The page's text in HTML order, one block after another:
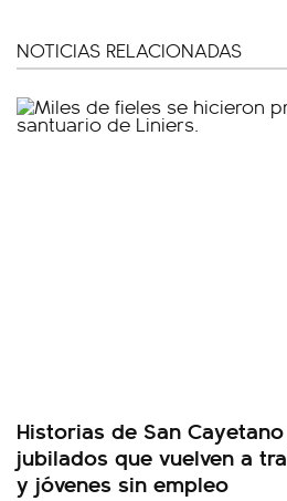
NOTICIAS RELACIONADAS
Historias de San
jubilados que vuelven a
y jóvenes sin empleo